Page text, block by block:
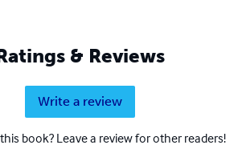
& Reviews
Write a review
book? Leave a review for other readers!